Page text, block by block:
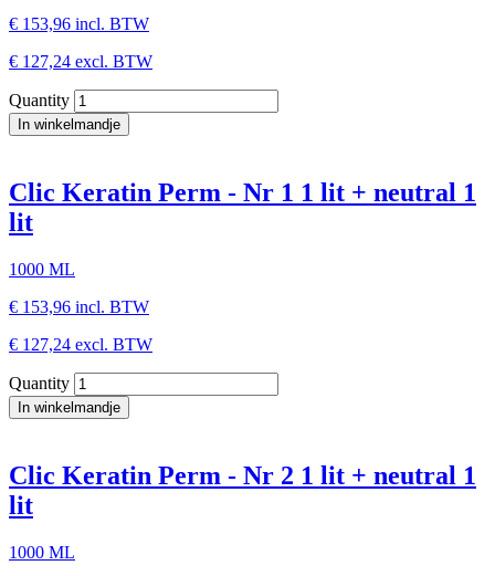
€ 153,96 incl. BTW
€ 127,24 excl. BTW
Quantity
Clic Keratin Perm - Nr 1 1 lit + neutral 1
lit
1000 ML
€ 153,96 incl. BTW
€ 127,24 excl. BTW
Quantity
Clic Keratin Perm - Nr 2 1 lit + neutral 1
lit
1000 ML